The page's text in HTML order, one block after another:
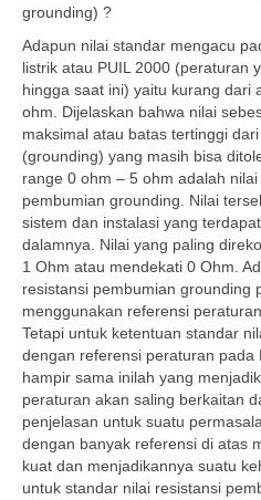
grounding) ?
Adapun nilai standar mengacu
listrik atau PUIL 2000 (peraturan
hingga saat ini) yaitu kurang dari
ohm. Dijelaskan bahwa nilai
maksimal atau batas tertinggi
(grounding) yang masih bisa
range 0 ohm – 5 ohm adalah
pembumian grounding. Nilai
sistem dan instalasi yang
dalamnya. Nilai yang paling
1 Ohm atau mendekati 0 Ohm.
resistansi pembumian grounding
menggunakan referensi
Tetapi untuk ketentuan standar
dengan referensi peraturan pada
hampir sama inilah yang
peraturan akan saling berkaitan
penjelasan untuk suatu
dengan banyak referensi di atas
kuat dan menjadikannya suatu
untuk standar nilai resistansi